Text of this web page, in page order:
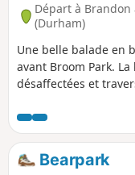
Départ à Brandon
(Durham)
Une belle balade en
avant Broom Park.
désaffectées et
du site de la bataille
retour.
Bearpark